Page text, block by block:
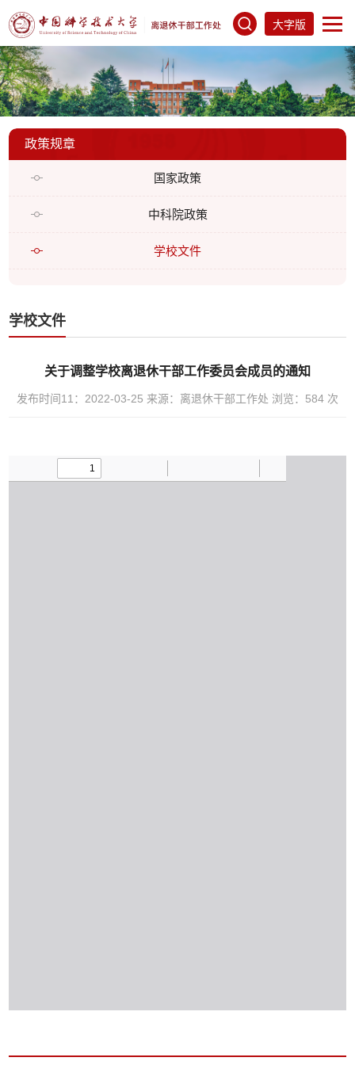
大字版
政策规章
国家政策
中科院政策
学校文件
学校文件
关于调整学校离退休干部工作委员会成员的通知
发布时间11：2022-03-25 来源：离退休干部工作处 浏览： 584 次